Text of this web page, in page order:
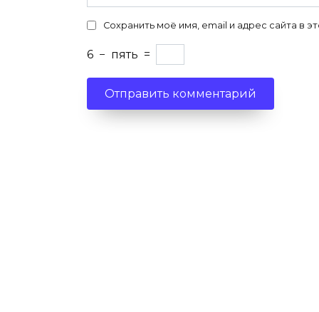
Сохранить моё имя, email и адрес сайта в
6 − пять =